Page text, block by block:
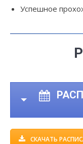
Успешное
СКАЧАТЬ